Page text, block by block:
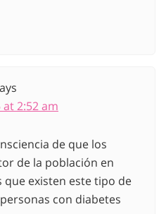
2:52 am
de que los
de la población en
existen este tipo de
con diabetes